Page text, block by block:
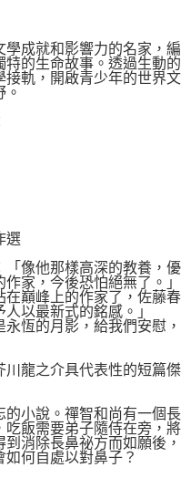
成就和影響力的名家，編
的生命故事。透過生動的
接軌，開啟青少年的世界文
選
像他那樣高深的教養，優
家，今後恐怕絕無了。」
巔峰上的作家了，佐藤春
以最新式的銘感。」
恆的月影，給我們安慰，
川龍之介具代表性的短篇傑
的小說。禪智和尚有一個長
飯需要弟子隨侍在旁，將
消除長鼻祕方而如願後，
何自處以對鼻子？